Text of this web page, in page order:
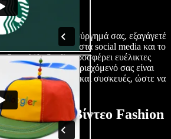
σας
fashion haul αριστούργημά σας, εξαγάγετέ
να το μοιραστείτε στα social media και το
Speechify Studio προσφέρει ευέλικτες
ότι το περιεχόμενό σας είναι
πλατφόρμες και συσκευές, ώστε να
κι αν βρίσκεται.
Βίντεο Fashion